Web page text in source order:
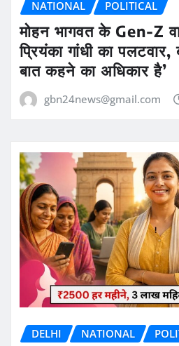
NATIONAL POLITICAL
मोहन भागवत के Gen-Z
प्रियंका गांधी का
बात कहने का अधिकार है’
gbn24news@gmail.com
DELHI NATIONAL